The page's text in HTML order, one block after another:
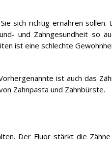
sich richtig ernähren sollen.
und Zahngesundheit so
ist eine schlechte
ist auch das
Zahnpasta und Zahnbürste.
Der Fluor stärkt die